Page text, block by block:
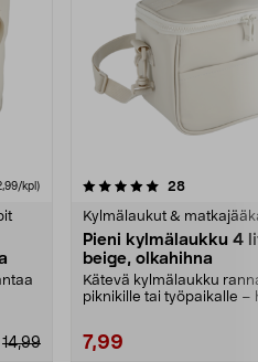
kpl)
14,99
28arvostelut
Kylmälaukut &
Pieni kylmälaukku 4
beige, olkahihna
Kätevä kylmälaukku
piknikille tai työpaikalle –
7,99
4.5viidestä